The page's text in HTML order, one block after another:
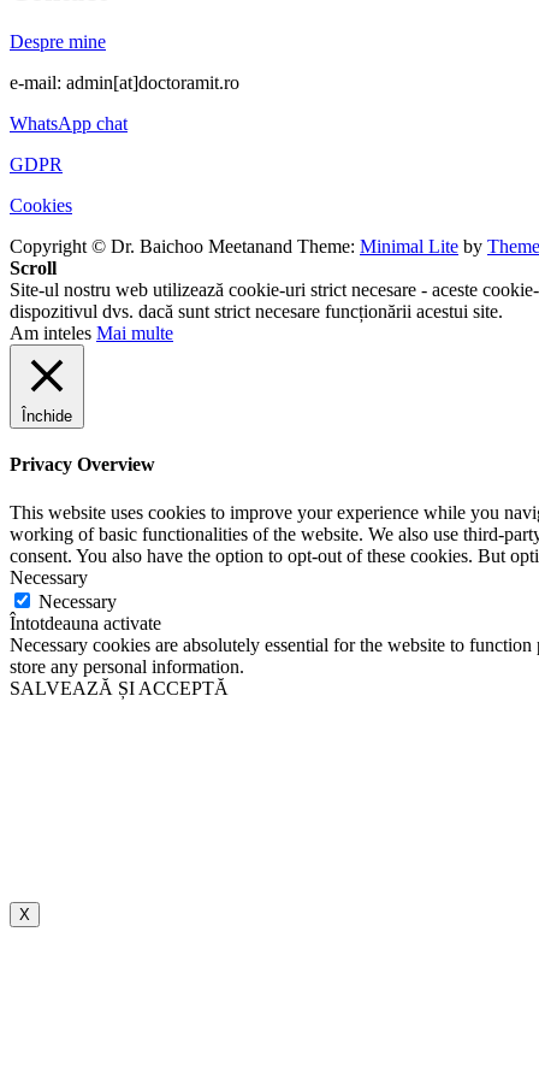
Despre mine
e-mail: admin[at]doctoramit.ro
WhatsApp chat
GDPR
Cookies
Copyright © Dr. Baichoo Meetanand Theme: Minimal Lite by
Scroll
Site-ul nostru web utilizează cookie-uri strict necesare - aceste
dispozitivul dvs. dacă sunt strict necesare funcționării acestui site.
Am inteles Mai multe
Închide
Privacy Overview
This website uses cookies to improve your experience while you
working of basic functionalities of the website. We also use third-
consent. You also have the option to opt-out of these cookies. But
Necessary
Necessary
Întotdeauna activate
Necessary cookies are absolutely essential for the website to
store any personal information.
SALVEAZĂ ȘI ACCEPTĂ
X